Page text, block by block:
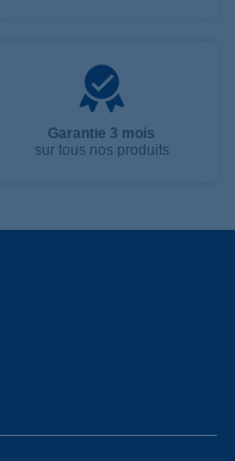
Garantie 3 mois
sur tous nos produits